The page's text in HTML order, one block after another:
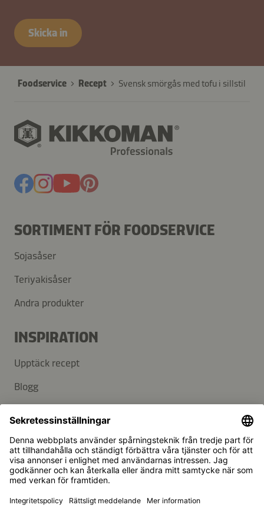
Skicka in
Foodservice Recept Svensk smörgås med tofu i sillstil
SORTIMENT FÖR FOODSERVICE
Sojasåser
Teriyakisåser
Andra produkter
INSPIRATION
Upptäck recept
Blogg
SUPPORT
Kontakt
FAQ